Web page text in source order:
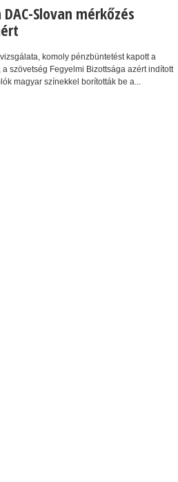
Slovan mérkőzés
komoly pénzbüntetést kapott a
szövetség Fegyelmi Bizottsága azért indított
magyar színekkel borították be a...